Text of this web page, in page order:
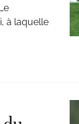
à laquelle